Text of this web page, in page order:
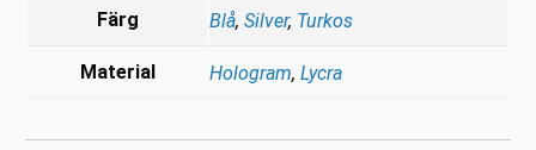
Färg Blå,Silver, Turkos
Material Hologram,Lycra